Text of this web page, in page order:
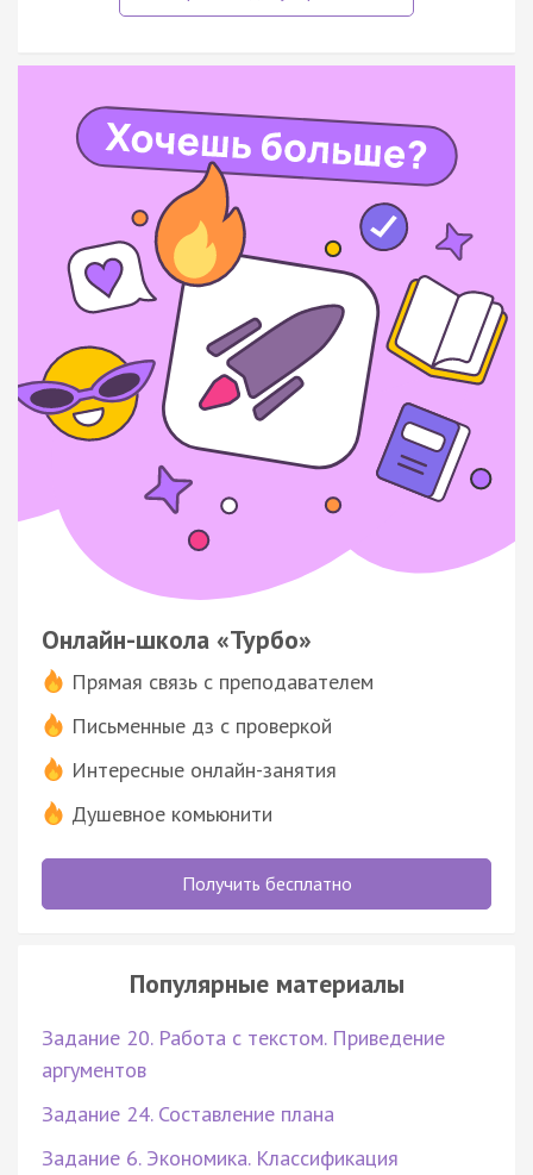
Онлайн-школа «Турбо»
Прямая связь с преподавателем
Письменные дз с проверкой
Интересные онлайн-занятия
Душевное комьюнити
Получить бесплатно
Популярные материалы
Задание 20. Работа с текстом. Приведение
аргументов
Задание 24. Составление плана
Задание 6. Экономика. Классификация